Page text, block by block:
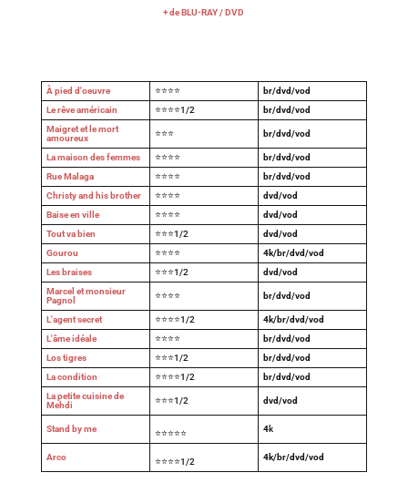
+ de BLU-RAY / DVD
À pied d'oeuvre ⭐⭐⭐⭐
br/dvd/vod
Le rêve américain
⭐⭐⭐⭐1/2
br/dvd/vod
Maigret et le mort
amoureux
⭐⭐⭐ br/dvd/vod
La maison des femmes ⭐⭐⭐⭐
br/dvd/vod
Rue Malaga
⭐⭐⭐⭐
br/dvd/vod
Christy and his brother
⭐⭐⭐⭐
dvd/vod
Baise en ville
⭐⭐⭐⭐
dvd/vod
Tout va bien
⭐⭐⭐1/2
dvd/vod
Gourou
⭐⭐⭐⭐
4k/br/dvd/vod
Les braises
⭐⭐⭐1/2
dvd/vod
Marcel et monsieur
Pagnol
⭐⭐⭐⭐ br/dvd/vod
L'agent secret ⭐⭐⭐⭐1/2
4k/br/dvd/vod
L'âme idéale
⭐⭐⭐⭐
br/dvd/vod
Los tigres
⭐⭐⭐1/2
br/dvd/vod
La condition
⭐⭐⭐⭐1/2
br/dvd/vod
La petite cuisine de
Mehdi
⭐⭐⭐1/2 dvd/vod
Stand by me ⭐⭐⭐⭐⭐ 4k
Arco ⭐⭐⭐⭐1/2 4k/br/dvd/vod